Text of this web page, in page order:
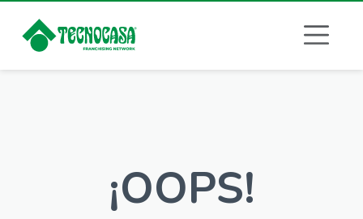
¡OOPS!